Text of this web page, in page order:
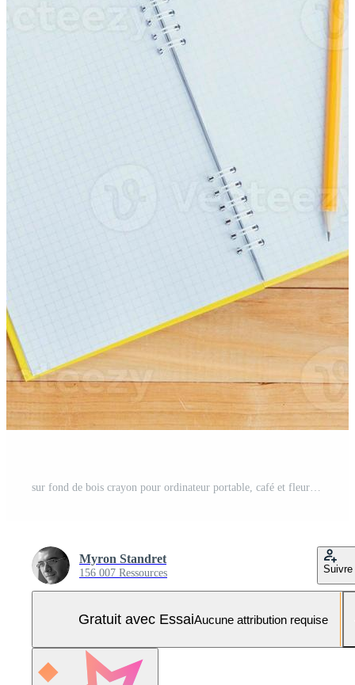
sur fond de bois crayon pour ordinateur portable, café et fleurs. Photo Pro
Myron Standret
156 007 Ressources Suivre
Gratuit avec EssaiAucune attribution requise